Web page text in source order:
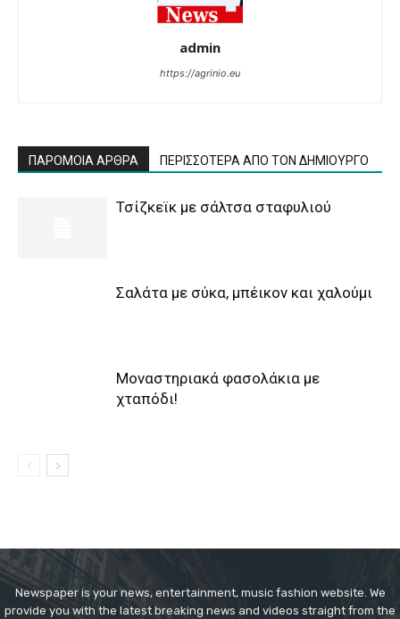
admin
https://agrinio.eu
ΠΑΡΟΜΟΙΑ ΑΡΘΡΑ ΠΕΡΙΣΣΟΤΕΡΑ ΑΠΟ ΤΟΝ ΔΗΜΙΟΥΡΓΟ
Τσίζκεϊκ με σάλτσα σταφυλιού
Σαλάτα με σύκα, μπέικον και χαλούμι
Μοναστηριακά φασολάκια με
χταπόδι!
Newspaper is your news, entertainment, music fashion website. We
provide you with the latest breaking news and videos straight from the